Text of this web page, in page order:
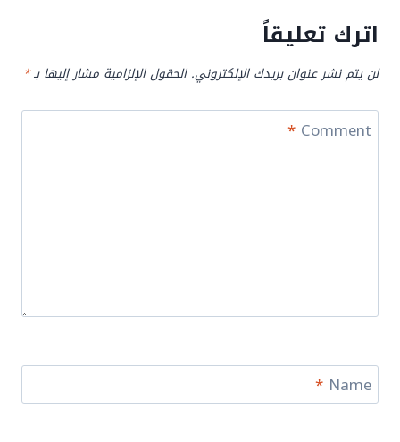
اترك تعليقاً
لن يتم نشر عنوان بريدك الإلكتروني. الحقول الإلزامية مشار إليها بـ*
Comment
*
Name
*